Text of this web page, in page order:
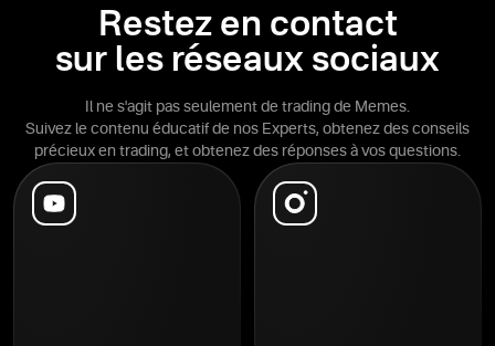
Restez en contact
sur les réseaux sociaux
Il ne s'agit pas seulement de trading de Memes.
Suivez le contenu éducatif de nos Experts, obtenez des conseils
précieux en trading, et obtenez des réponses à vos questions.